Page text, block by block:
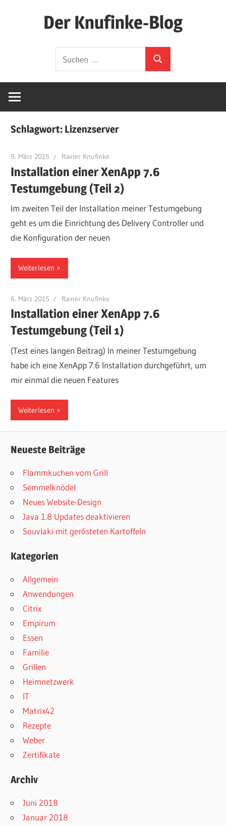
Der Knufinke-Blog
IT
nach:
Suchen
Schlagwort: Lizenzserver
9. März 2015 Rainer Knufinke
Installation einer XenApp 7.6
Testumgebung (Teil 2)
Im zweiten Teil der Installation meiner Testumgebung
geht es um die Einrichtung des Delivery Controller und
die Konfiguration der neuen
Weiterlesen
6. März 2015 Rainer Knufinke
Installation einer XenApp 7.6
Testumgebung (Teil 1)
(Test eines langen Beitrag) In meiner Testumgebung
habe ich eine XenApp 7.6 Installation durchgeführt, um
mir einmal die neuen Features
Weiterlesen
Neueste Beiträge
Flammkuchen vom Grill
Semmelknödel
Neues Website-Design
Java 1.8 Updates deaktivieren
Souvlaki mit gerösteten Kartoffeln
Kategorien
Allgemein
Anwendungen
Citrix
Empirum
Essen
Familie
Grillen
Heimnetzwerk
IT
Matrix42
Rezepte
Weber
Zertifikate
Archiv
Juni 2018
Januar 2018